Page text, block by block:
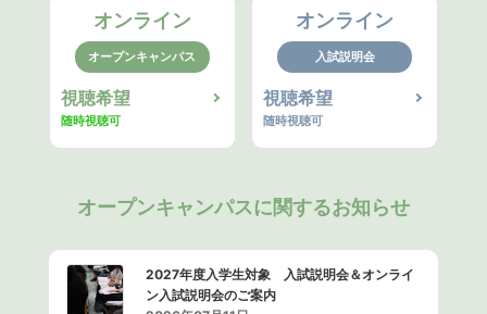
オンライン
オープンキャンパス
視聴希望
随時視聴可
オンライン
入試説明会
視聴希望
随時視聴可
オープンキャンパスに関するお知らせ
2027年度入学生対象 入試説明会＆オンライ
ン入試説明会のご案内